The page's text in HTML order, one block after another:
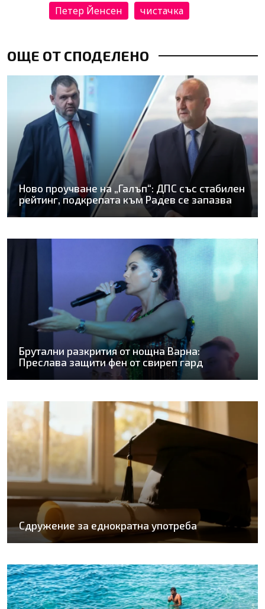
Петер Йенсен
чистачка
ОЩЕ ОТ СПОДЕЛЕНО
Ново проучване на „Галъп“: ДПС със стабилен
рейтинг, подкрепата към Радев се запазва
Брутални разкрития от нощна Варна:
Преслава защити фен от свиреп гард
Сдружение за еднократна употреба